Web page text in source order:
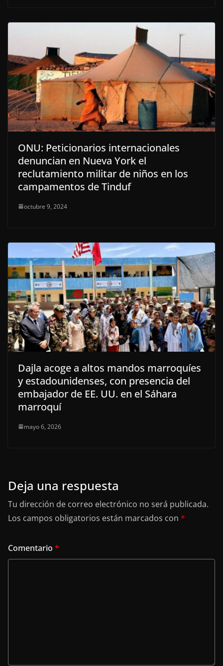
ONU: Peticionarios internacionales
denuncian en Nueva York el
reclutamiento militar de niños en los
campamentos de Tinduf
octubre 9, 2024
Dajla acoge a altos mandos marroquíes
y estadounidenses, con presencia del
embajador de EE. UU. en el Sáhara
marroquí
mayo 6, 2026
Deja una respuesta
Tu dirección de correo electrónico no será publicada.
Los campos obligatorios están marcados con *
Comentario *